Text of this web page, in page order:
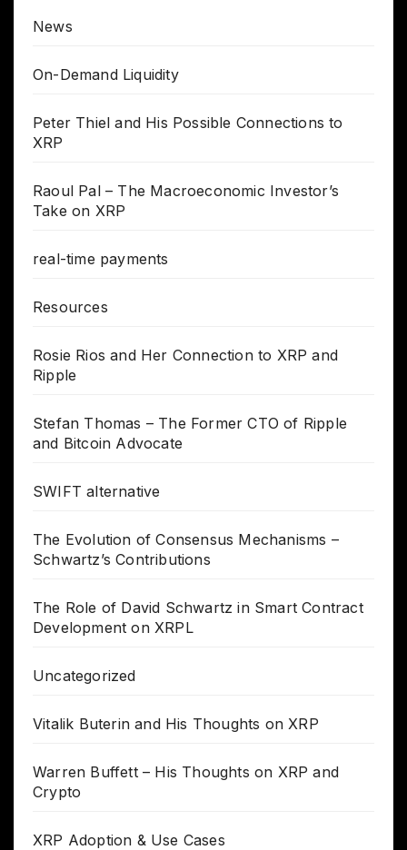
News
On-Demand Liquidity
Peter Thiel and His Possible Connections to
XRP
Raoul Pal – The Macroeconomic Investor’s
Take on XRP
real-time payments
Resources
Rosie Rios and Her Connection to XRP and
Ripple
Stefan Thomas – The Former CTO of Ripple
and Bitcoin Advocate
SWIFT alternative
The Evolution of Consensus Mechanisms –
Schwartz’s Contributions
The Role of David Schwartz in Smart Contract
Development on XRPL
Uncategorized
Vitalik Buterin and His Thoughts on XRP
Warren Buffett – His Thoughts on XRP and
Crypto
XRP Adoption & Use Cases